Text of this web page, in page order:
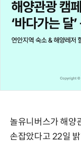
놀유니버스가 해양
손잡았다고 22일